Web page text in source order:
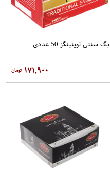
بگ سنتی توینینگز 50 عددی
۱۷۱,۹۰۰